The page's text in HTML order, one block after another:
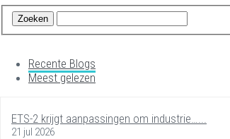
Recente Blogs
Meest gelezen
ETS-2 krijgt aanpassingen om industrie…...
21 jul 2026